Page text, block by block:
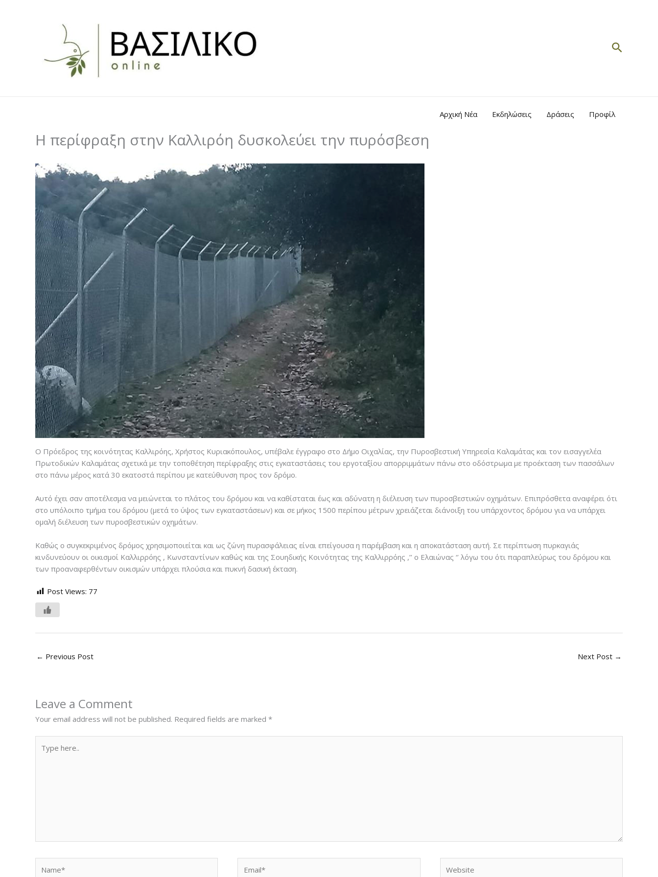
Search
Αρχική Νέα Εκδηλώσεις Δράσεις Προφίλ
Η περίφραξη στην Καλλιρόη δυσκολεύει την πυρόσβεση
Ο Πρόεδρος της κοινότητας Καλλιρόης, Χρήστος Κυριακόπουλος, υπέβαλε έγγραφο στο Δήμο Οιχαλίας, την Πυροσβεστική Υπηρεσία Καλαμάτας και τον εισαγγελέα
Πρωτοδικών Καλαμάτας σχετικά με την τοποθέτηση περίφραξης στις εγκαταστάσεις του εργοταξίου απορριμμάτων πάνω στο οδόστρωμα με προέκταση των πασσάλων
στο πάνω μέρος κατά 30 εκατοστά περίπου με κατεύθυνση προς τον δρόμο.
Αυτό έχει σαν αποτέλεσμα να μειώνεται το πλάτος του δρόμου και να καθίσταται έως και αδύνατη η διέλευση των πυροσβεστικών οχημάτων. Επιπρόσθετα αναφέρει ότι
στο υπόλοιπο τμήμα του δρόμου (μετά το ύψος των εγκαταστάσεων) και σε μήκος 1500 περίπου μέτρων χρειάζεται διάνοιξη του υπάρχοντος δρόμου για να υπάρχει
ομαλή διέλευση των πυροσβεστικών οχημάτων.
Καθώς ο συγκεκριμένος δρόμος χρησιμοποιείται και ως ζώνη πυρασφάλειας είναι επείγουσα η παρέμβαση και η αποκατάσταση αυτή. Σε περίπτωση πυρκαγιάς
κινδυνεύουν οι οικισμοί Καλλιρρόης , Κωνσταντίνων καθώς και της Σουηδικής Κοινότητας της Καλλιρρόης ,’’ ο Ελαιώνας ‘’ λόγω του ότι παραπλεύρως του δρόμου και
των προαναφερθέντων οικισμών υπάρχει πλούσια και πυκνή δασική έκταση.
Post Views: 77
← Previous Post Next Post →
Leave a Comment
Your email address will not be published. Required fields are marked *
here..